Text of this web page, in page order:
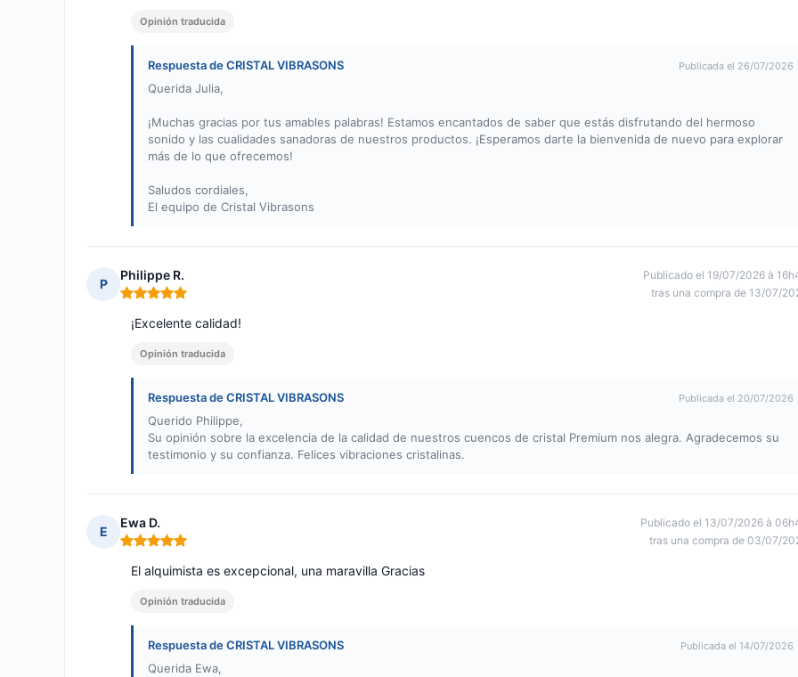
Opinión traducida
Respuesta de CRISTAL VIBRASONS Publicada el 26/07/2026
Querida Julia,
¡Muchas gracias por tus amables palabras! Estamos encantados de saber que estás disfrutando del hermoso
sonido y las cualidades sanadoras de nuestros productos. ¡Esperamos darte la bienvenida de nuevo para explorar
más de lo que ofrecemos!
Saludos cordiales,
El equipo de Cristal Vibrasons
P
Philippe R.
Nota: 5 de 5
Publicado el 19/07/2026 à
tras una compra de 13/07/
¡Excelente calidad!
Opinión traducida
Respuesta de CRISTAL VIBRASONS Publicada el 20/07/2026
Querido Philippe,
Su opinión sobre la excelencia de la calidad de nuestros cuencos de cristal Premium nos alegra. Agradecemos su
testimonio y su confianza. Felices vibraciones cristalinas.
E
Ewa D.
Nota: 5 de 5
Publicado el 13/07/2026 à
tras una compra de 03/07/
El alquimista es excepcional, una maravilla Gracias
Opinión traducida
Respuesta de CRISTAL VIBRASONS Publicada el 14/07/2026
Querida Ewa,